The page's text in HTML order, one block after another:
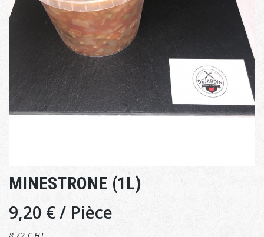
MINESTRONE (1L)
9,20 €/ Pièce